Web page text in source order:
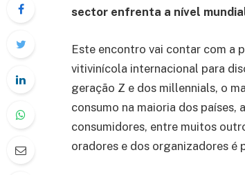
sector enfrenta a nível
Este encontro vai contar com a
vitivinícola internacional para
geração Z e dos millennials, o
consumo na maioria dos países,
consumidores, entre muitos
oradores e dos organizadores é